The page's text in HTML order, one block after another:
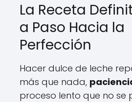
La Receta
a Paso Hacia la
Perfección
Hacer dulce de leche
más que nada,
proceso lento que no se